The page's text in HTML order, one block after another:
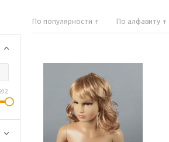
По популярности По алфавиту